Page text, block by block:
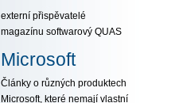
externí přispěvatelé
magazínu softwarový QUAS
Microsoft
Články o různých produktech
Microsoft, které nemají vlastní